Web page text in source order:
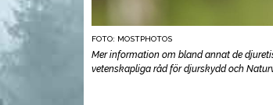
FOTO: MOSTPHOTOS
Mer information om bland annat de
vetenskapliga råd för djurskydd och
UTRUSTNING